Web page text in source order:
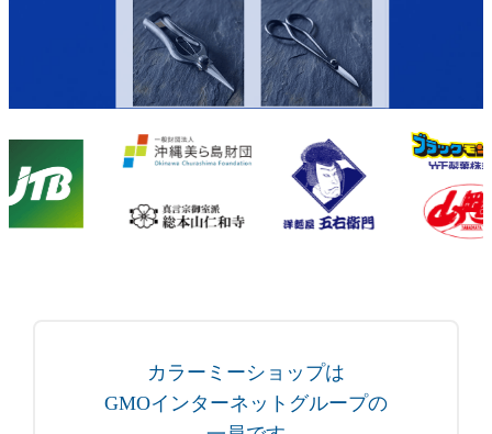
カラーミーショップは
GMOインターネットグループの